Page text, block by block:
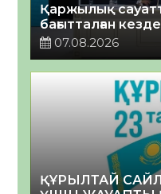
Қаржылық
бағытталған
07.08.2026
ҚҰРЫЛТАЙ